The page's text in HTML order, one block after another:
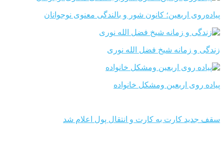
پیاده‌روی اربعین؛ کانون شور و بالندگی معنوی نوجوانان
زندگی و زمانه شیخ فضل الله نوری
پیاده روی اربعین ومشکل خانواده
سقف جدید کارت به کارت و انتقال پول اعلام شد